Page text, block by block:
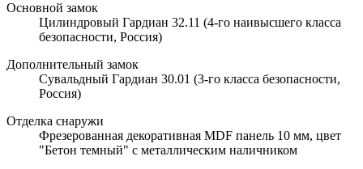
Основной замок
Цилиндровый Гардиан 32.11 (4-го наивысшего класса
безопасности, Россия)
Дополнительный замок
Сувальдный Гардиан 30.01 (3-го класса безопасности,
Россия)
Отделка снаружи
Фрезерованная декоративная MDF панель 10 мм, цвет
"Бетон темный" с металлическим наличником